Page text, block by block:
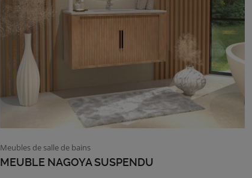
Meubles de salle de bains
MEUBLE NAGOYA SUSPENDU